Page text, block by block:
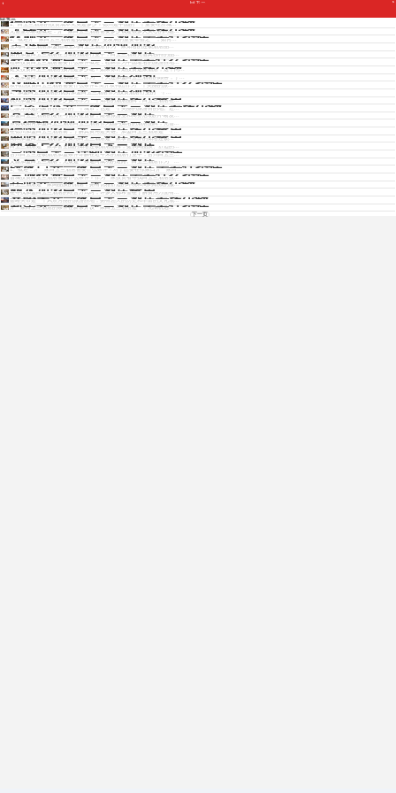
白玉兰
白玉兰德州开一家白玉兰酒店要多少钱
1、白玉兰酒店的投资成本究竟是多少？德州是中国的一个重要经济城...
无锡开一家白玉兰酒店要多少钱
无需显示标题概述：开一家白玉兰酒店需要多少钱是很多人关心的问题...
抚顺开一家白玉兰酒店需要什条件
1、概述开一家白玉兰酒店是抚顺旅游产业发展的重要举措之一，如何...
宝鸡白玉兰酒店如何加盟
宝鸡白玉兰酒店加盟指南宝鸡白玉兰酒店作为一家知名的连锁酒店品...
南京怎么加盟白玉兰酒店
如何加盟白玉兰酒店在当前的酒店行业中，白玉兰酒店凭借其独特的品...
桂林投资白玉兰酒店需要什么条件
桂林投资白玉兰酒店需要什么条件概述：桂林作为中国著名的旅游胜地...
延安投资白玉兰酒店要多少钱
延安投资白玉兰酒店的费用是多少呢？如果你计划投资这家酒店，这个问...
大连加盟白玉兰酒店须知
大连加盟白玉兰酒店须知概述：作为一个大连加盟白玉兰酒店的顾客，了...
双鸭山投资白玉兰酒店需要什么条件
双鸭山投资白玉兰酒店需要什么条件1.简介双鸭山作为一个美丽的旅...
惠州加盟白玉兰酒店须知
1、加盟白玉兰酒店的优势加盟白玉兰酒店作为投资酒店行业的一个...
杭州加盟白玉兰酒店多少费用
杭州加盟白玉兰酒店多少费用作为一个知名的酒店品牌，白玉兰酒店在...
巴彦淖尔开一家白玉兰酒店要多少钱
巴彦淖尔是内蒙古自治区的一个城市，也是一个美丽的旅游目的地。近...
宜春怎么加盟白玉兰酒店
加盟白玉兰酒店的途径与优势在宜春，随着旅游业和商务活动的不断发...
景德镇如何加盟白玉兰酒店
景德镇如何加盟白玉兰酒店白玉兰酒店作为国内知名的酒店品牌，凭借...
德州加盟白玉兰酒店多少费用
在德州加盟白玉兰酒店前，了解其费用是关键。加盟白玉兰酒店是一个...
南阳加盟白玉兰酒店多少费用
南阳加盟白玉兰酒店多少费用白玉兰酒店是一家享誉业界的知名连锁...
商洛怎么加盟白玉兰酒店
白玉兰酒店是一家享誉全国的知名连锁酒店品牌，提供高品质、舒适的...
台州白玉兰连锁酒店加盟条件
台州白玉兰连锁酒店加盟条件详解在近年来的酒店行业中，台州白玉兰...
文昌怎么加盟白玉兰酒店
文昌加盟白玉兰酒店，无疑是一条通向成功的道路。白玉兰酒店作为一...
张家口开一家白玉兰酒店需要什条件
1、概述：开一家白玉兰酒店需要什么条件？对于想要在张家口开一家白...
晋城投资白玉兰酒店需要什么条件
晋城投资白玉兰酒店需要什么条件？作为一家投资者寻找白玉兰酒店投...
岳阳开一家白玉兰酒店要多少钱
白玉兰酒店是一家高品质的酒店，拥有优雅舒适的环境和周到细致的服...
丽水加盟白玉兰酒店费用
在寻找加盟白玉兰酒店的经营方式时，许多人都希望在了解费用方面有...
嘉峪关开一家白玉兰酒店要多少钱
嘉峪关市是一个风景秀丽的旅游胜地，拥有悠久的历史和丰富的文化底...
新余开一家白玉兰酒店需要什条件
开一家白玉兰酒店的条件在新余开设一家白玉兰酒店是一个充满机遇...
下一页
Copyright © 2012 - 2025 www.jiudianjiameng.cc. All Rights Reserved. 酒店加盟版权所有
免费获取各酒店招商资料
免费获取招商资料